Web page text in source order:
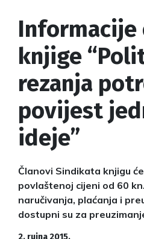
Informacije
knjige
rezanja
povijest
ideje”
Članovi Sindikata knjigu
povlaštenoj cijeni od 60
naručivanja, plaćanja i
dostupni su za
2. rujna 2015.